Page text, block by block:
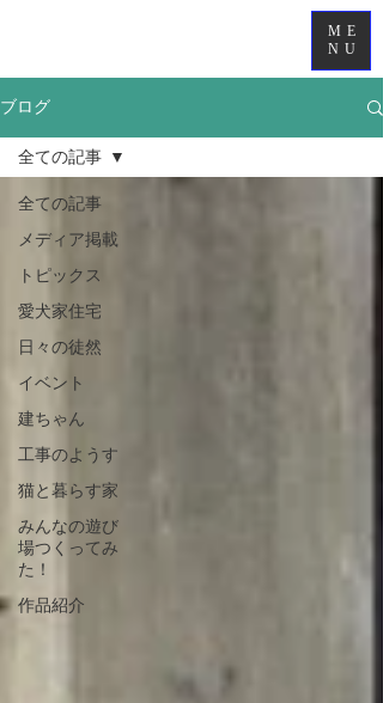
ME
NU
ブログ
全ての記事
メディア掲載
トピックス
愛犬家住宅
日々の徒然
イベント
建ちゃん
工事のようす
猫と暮らす家
みんなの遊び
場つくってみ
た！
作品紹介
全ての記事